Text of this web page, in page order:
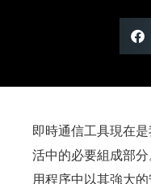
即時通信工具現在
活中的必要組成部
用程序中以其強大